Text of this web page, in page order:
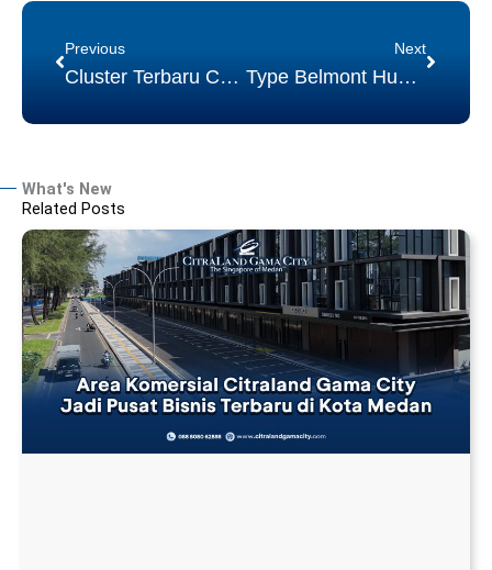
Previous
Cluster Terbaru CLARKE QUAY dengan Harga Perdana
Next
Type Belmont Hunian Impian bagi Keluarga Muda
Next
What's New
Related Posts